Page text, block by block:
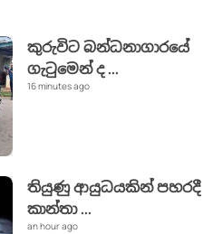
කුරුවිට බන්ධනාගාරයේ
ගැටුමෙන් ද...
16 minutes ago
තියුණු ආයුධයකින් පහරදී
කාන්තා...
an hour ago